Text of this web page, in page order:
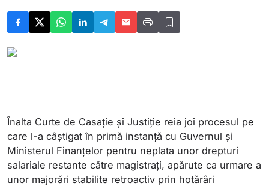
Înalta Curte de Casaţie şi Justiţie reia joi procesul pe
care l-a câştigat în primă instanţă cu Guvernul şi
Ministerul Finanţelor pentru neplata unor drepturi
salariale restante către magistraţi, apărute ca urmare a
unor majorări stabilite retroactiv prin hotărâri